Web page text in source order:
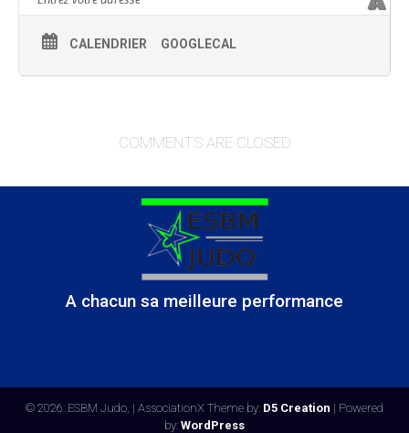
CALENDRIER GOOGLECAL
COMMENTS ARE CLOSED
A chacun sa meilleure performance
© 2026: ESBM Judo, | AssociationX Theme by: D5 Creation | Powered
by: WordPress